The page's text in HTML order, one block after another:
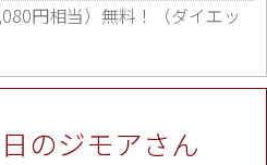
円相当）無料！（ダイエッ
見た」で更に買い取り金額 U
商品は除く（大黒屋 高田馬場
のジモアさん